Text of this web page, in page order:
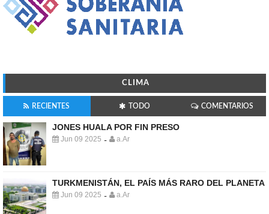
CLIMA
RECIENTES TODO COMENTARIOS
JONES HUALA POR FIN PRESO
Jun 09 2025 - a.Ar
TURKMENISTÁN, EL PAÍS MÁS RARO DEL PLANETA
Jun 09 2025 - a.Ar